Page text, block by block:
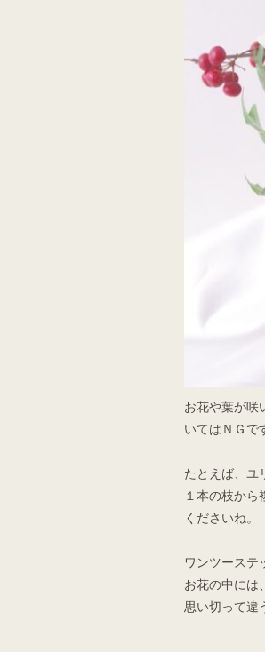
お花や葉が咲
いてはＮＧで
たとえば、ユ
１本の枝か
くださいね。
ワンツーステ
お花の中には
思い切って違